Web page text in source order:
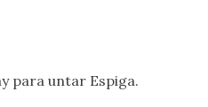
para untar Espiga.